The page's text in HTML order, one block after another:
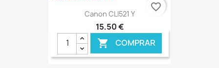
Canon CLI521 Y
15,50 €
 COMPRAR
favorite_border